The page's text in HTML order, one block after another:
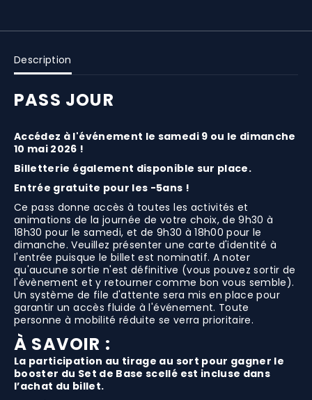
l
q
u
n
i
t
p
o
r
P
A
S
S
J
O
U
R
r
q
a
t
i
é
p
u
r
P
A
S
S
J
O
U
R
Description
PASS JOUR
Accédez à l'événement le samedi 9 ou le dimanche
10 mai 2026 !
Billetterie également disponible sur place.
Entrée gratuite pour les -5ans !
Ce pass donne accès à toutes les activités et
animations de la journée de votre choix, de 9h30 à
18h30 pour le samedi, et de 9h30 à 18h00 pour le
dimanche. Veuillez présenter une carte d'identité à
l'entrée puisque le billet est nominatif. A noter
qu'aucune sortie n'est définitive (vous pouvez sortir de
l'évènement et y retourner comme bon vous semble).
Un système de file d'attente sera mis en place pour
garantir un accès fluide à l'événement. Toute
personne à mobilité réduite se verra prioritaire.
À SAVOIR :
La participation au tirage au sort pour gagner le
booster du Set de Base scellé est incluse dans
l’achat du billet.